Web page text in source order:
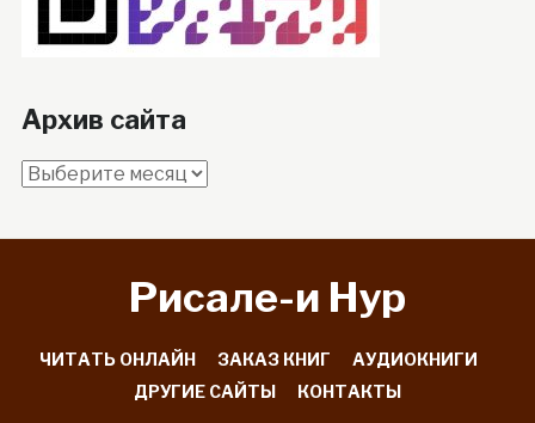
Архив сайта
Архив
Рисале-и Hyp
ЧИТАТЬ ОНЛАЙН ЗАКАЗ КНИГ
АУДИОКНИГИ
ДРУГИЕ САЙТЫ
КОНТАКТЫ